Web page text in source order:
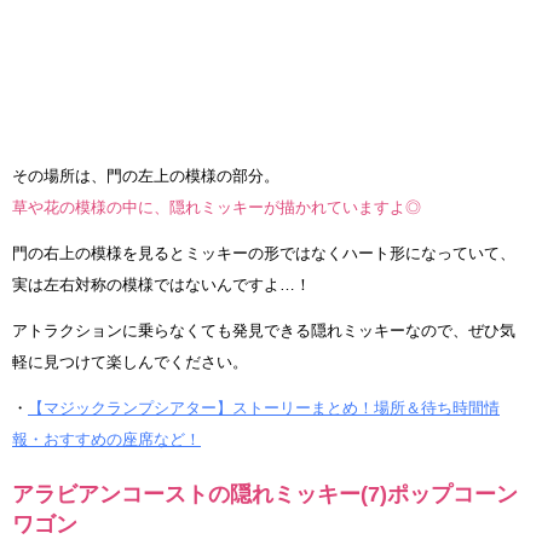
その場所は、門の左上の模様の部分。
草や花の模様の中に、隠れミッキーが描かれていますよ◎
門の右上の模様を見るとミッキーの形ではなくハート形になっていて、
実は左右対称の模様ではないんですよ…！
アトラクションに乗らなくても発見できる隠れミッキーなので、ぜひ気
軽に見つけて楽しんでください。
・
【マジックランプシアター】ストーリーまとめ！場所＆待ち時間情
報・おすすめの座席など！
アラビアンコーストの隠れミッキー(7)ポップコーン
ワゴン